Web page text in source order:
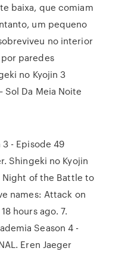
baixa, que comiam
um pequeno
no interior
paredes
no Kyojin 3
Sol Da Meia Noite
- Episode 49
Shingeki no Kyojin
Night of the Battle to
names: Attack on
hours ago. 7.
Season 4 -
Eren Jaeger